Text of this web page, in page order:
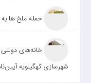
حمله ملخ ها
شهرسازی کهگیلویه